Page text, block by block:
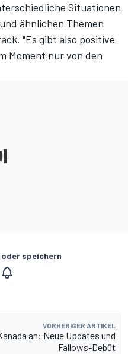
Situationen
ähnlichen Themen
"Es gibt also positive
Moment nur von den
speichern
VORHERIGER ARTIKEL
an: Neue Updates und
Fallows-Debüt